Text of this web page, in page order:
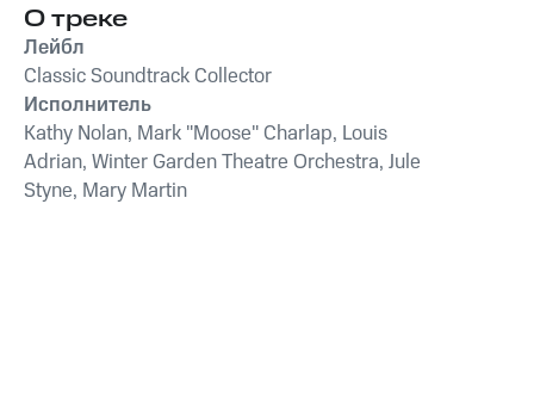
О треке
Лейбл
Classic Soundtrack Collector
Исполнитель
Kathy Nolan, Mark "Moose" Charlap, Louis
Adrian, Winter Garden Theatre Orchestra, Jule
Styne, Mary Martin